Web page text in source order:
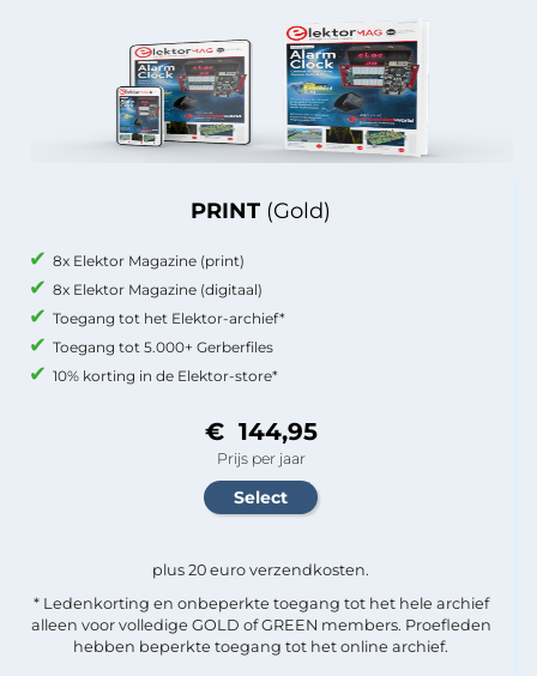
PRINT (Gold)
8x Elektor Magazine (print)
8x Elektor Magazine (digitaal)
Toegang tot het Elektor-archief*
Toegang tot 5.000+ Gerberfiles
10% korting in de Elektor-store*
€ 144,95
Prijs per jaar
plus 20 euro verzendkosten.
* Ledenkorting en onbeperkte toegang tot het hele archief
alleen voor volledige GOLD of GREEN members. Proefleden
hebben beperkte toegang tot het online archief.